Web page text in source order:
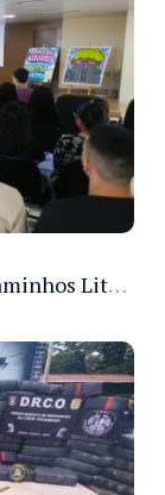
Sejusc participa da 5ª edição do Caminhos Literários com foco na cultura hip-hop nas unidades socioeducativas